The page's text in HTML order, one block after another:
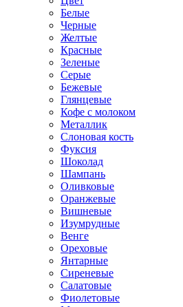
Белые
Черные
Желтые
Красные
Зеленые
Серые
Бежевые
Глянцевые
Кофе с молоком
Металлик
Слоновая кость
Фуксия
Шоколад
Шампань
Оливковые
Оранжевые
Вишневые
Изумрудные
Венге
Ореховые
Янтарные
Сиреневые
Салатовые
Фиолетовые